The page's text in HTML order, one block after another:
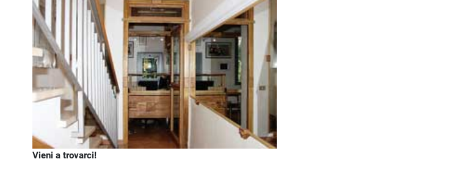
Vieni a trovarci!